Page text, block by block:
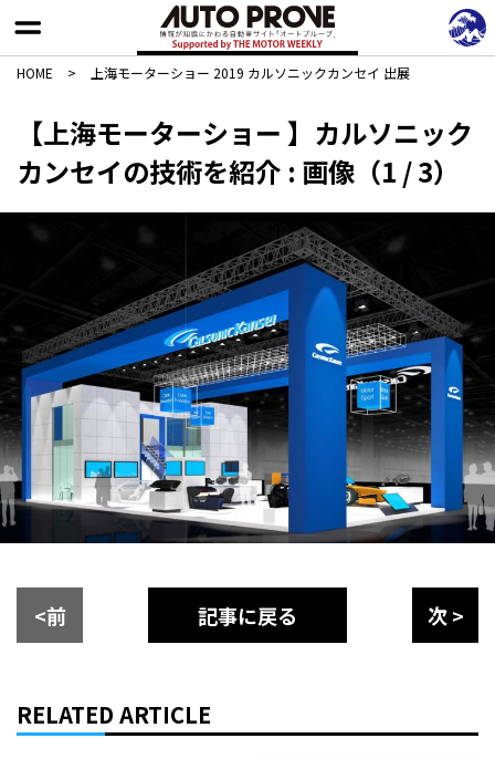
HOME > 上海モーターショー 2019 カルソニックカンセイ 出展
【上海モーターショー 】カルソニック
カンセイの技術を紹介 : 画像（1 / 3）
<前 記事に戻る 次 >
RELATED ARTICLE